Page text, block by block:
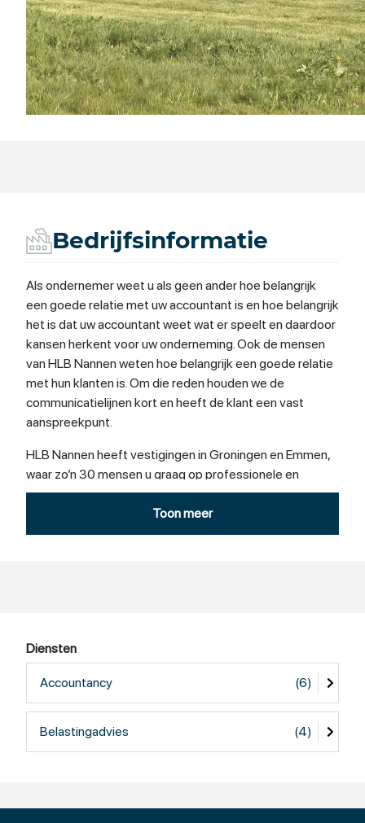
Bedrijfsinformatie
Als ondernemer weet u als geen ander hoe belangrijk
een goede relatie met uw accountant is en hoe belangrijk
het is dat uw accountant weet wat er speelt en daardoor
kansen herkent voor uw onderneming. Ook de mensen
van HLB Nannen weten hoe belangrijk een goede relatie
met hun klanten is. Om die reden houden we de
communicatielijnen kort en heeft de klant een vast
aanspreekpunt.
HLB Nannen heeft vestigingen in Groningen en Emmen,
waar zo’n 30 mensen u graag op professionele en
enthousiaste wijze van dienst zijn. Dat kan alleen door
goed naar u te luisteren, uw verwachtingen te kennen en
waar te maken.
Toon meer
Diensten
Accountancy (6)
Belastingadvies (4)